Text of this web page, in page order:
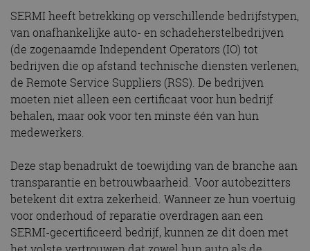
SERMI heeft betrekking op verschillende bedrijfstypen,
van onafhankelijke auto- en schadeherstelbedrijven
(de zogenaamde Independent Operators (IO) tot
bedrijven die op afstand technische diensten verlenen,
de Remote Service Suppliers (RSS). De bedrijven
moeten niet alleen een certificaat voor hun bedrijf
behalen, maar ook voor ten minste één van hun
medewerkers.
Deze stap benadrukt de toewijding van de branche aan
transparantie en betrouwbaarheid. Voor autobezitters
betekent dit extra zekerheid. Wanneer ze hun voertuig
voor onderhoud of reparatie overdragen aan een
SERMI-gecertificeerd bedrijf, kunnen ze dit doen met